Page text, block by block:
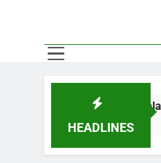
HEADLINES
Melalui Jalalive Dengan